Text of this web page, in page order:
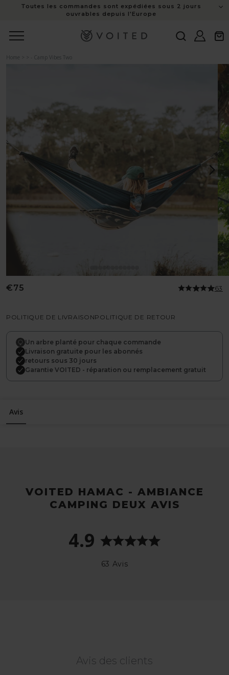
Toutes les commandes sont expédiées sous 2 jours
ouvrables depuis l'Europe
Connexion
Home - Camp Vibes Two
Prix
€75 63
POLITIQUE DE LIVRAISONPOLITIQUE DE RETOUR
Un arbre planté pour chaque commande
Livraison gratuite pour les abonnés
retours sous 30 jours
Garantie VOITED - réparation ou remplacement gratuit
Avis
VOITED HAMAC - AMBIANCE
CAMPING DEUX AVIS
4.9
63 Avis
Avis des clients